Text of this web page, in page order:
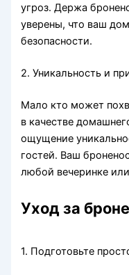
угроз. Держа
уверены, что ваш
безопасности.
2. Уникальность и
Мало кто может
в качестве
ощущение
гостей. Ваш
любой вечеринке
Уход за
1. Подготовьте